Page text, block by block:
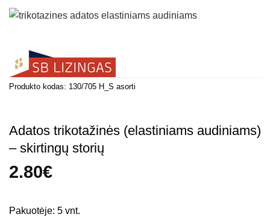
Produkto kodas: 130/705 H_S asorti
Adatos trikotažinės (elastiniams audiniams)
– skirtingų storių
2.80€
Pakuotėje: 5 vnt.